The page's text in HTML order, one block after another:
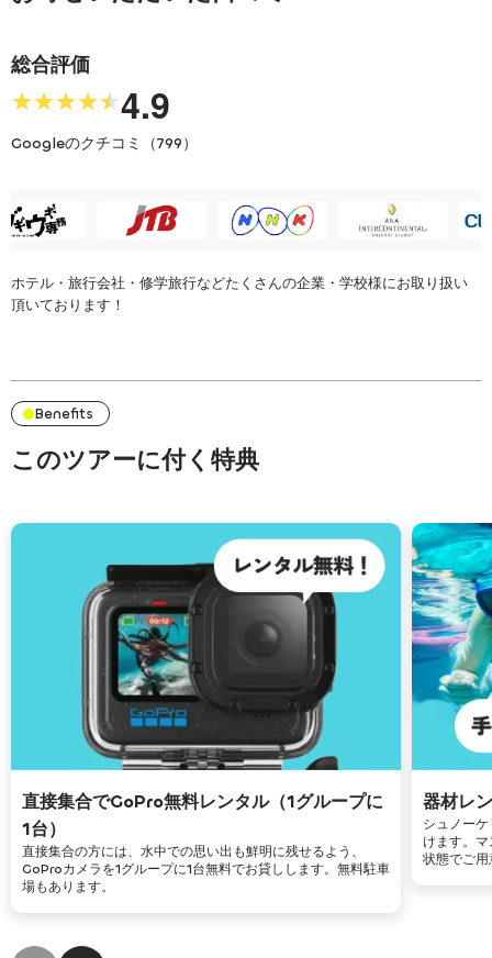
幻の島 + トロピカルシュノーケル +
青の洞窟探検・ウ
ミガメビーチシュノーケリング
総合評価
★★★★★
★★★★★4.9
Googleのクチコミ（799）
ホテル・旅行会社・修学旅行などたくさんの企業・学校様にお取り扱い
頂いております！
Benefits
このツアーに付く特典
直接集合でGoPro無料レンタル（1グループに
1台）
直接集合の方には、水中での思い出も鮮明に残せるよう、
GoProカメラを1グループに1台無料でお貸しします。無料駐車
場もあります。
器材レ
シュノー
けます。
状態でご